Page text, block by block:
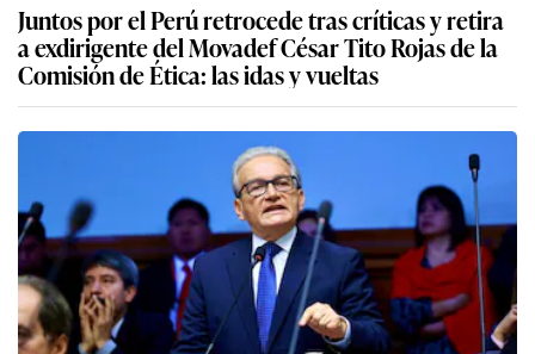
Juntos por el Perú retrocede tras críticas y retira
a exdirigente del Movadef César Tito Rojas de la
Comisión de Ética: las idas y vueltas